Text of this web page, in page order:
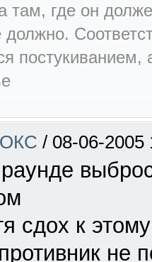
там, где он
должно.
постукиванием,
/ 08-06-2005
сдох к
не